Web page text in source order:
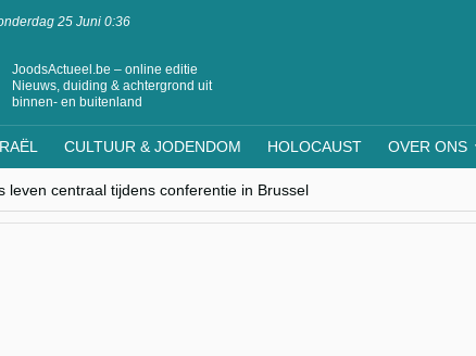
25 Juni 0:36
JoodsActueel.be – online editie
Nieuws, duiding & achtergrond uit
binnen- en buitenland
CULTUUR & JODENDOM HOLOCAUST OVER ONS
leven centraal tijdens conferentie in Brussel
minderheden begrijpt”, Jinnih Beels (Vooruit)
van Oost-Europa